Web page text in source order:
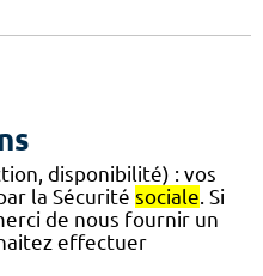
disponibilité) : vos
la Sécurité sociale. Si
de nous fournir un
effectuer